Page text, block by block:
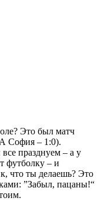
Это был матч
София – 1:0).
празднуем – а у
футболку – и
что ты делаешь? Это
”Забыл, пацаны!“